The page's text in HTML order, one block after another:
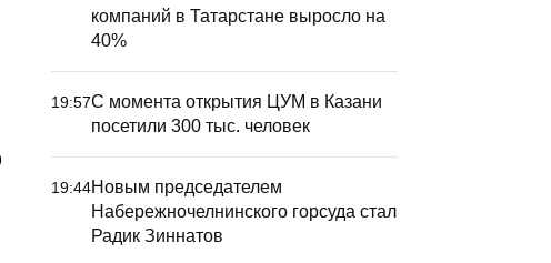
компаний в Татарстане выросло на
40%
19:57С момента открытия ЦУМ в Казани
посетили 300 тыс. человек
19:44Новым председателем
Набережночелнинского горсуда стал
Радик Зиннатов